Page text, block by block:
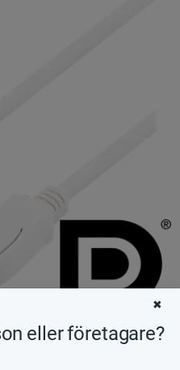
eller företagare?
✖